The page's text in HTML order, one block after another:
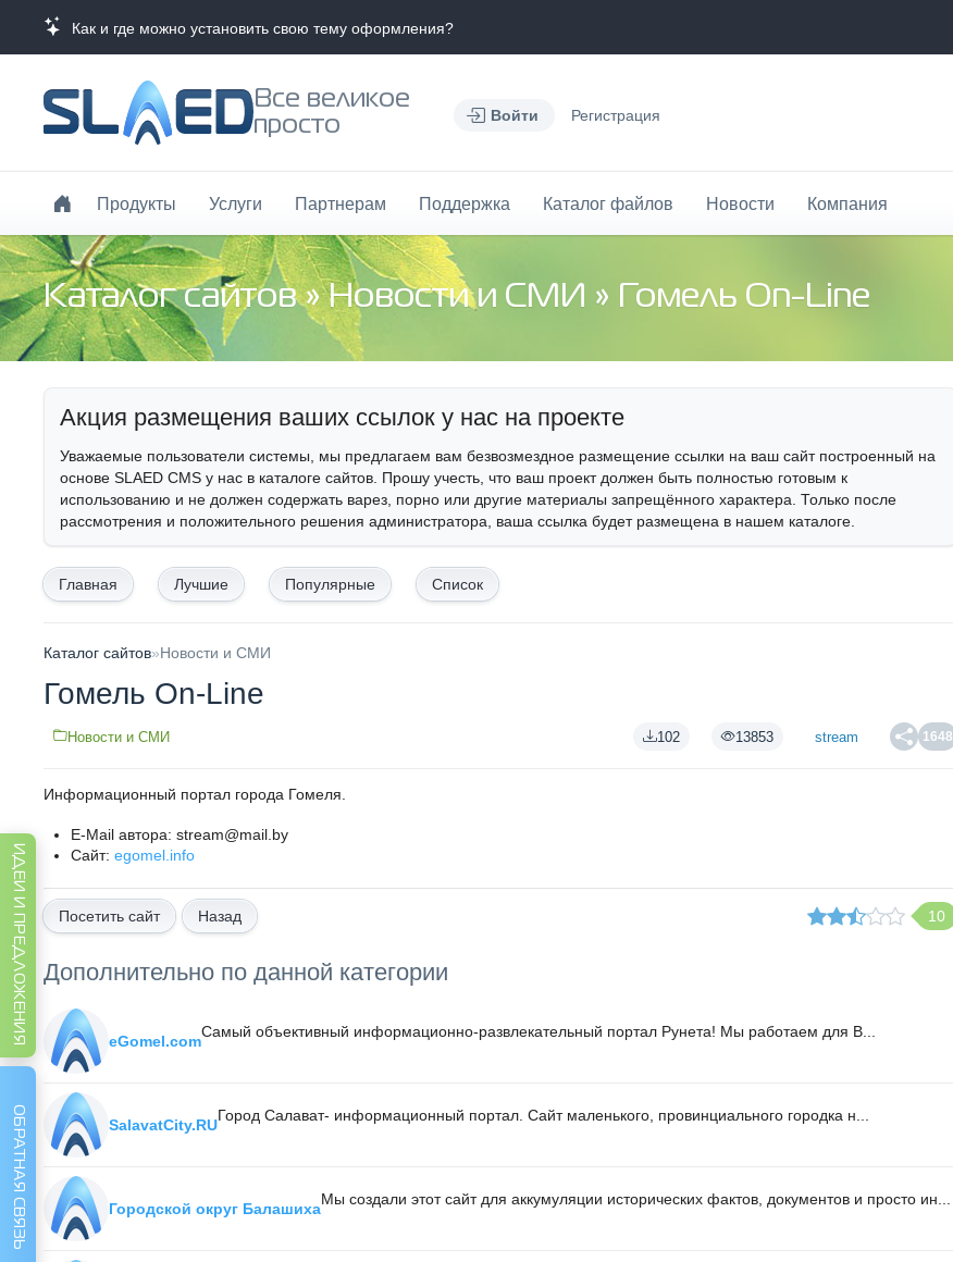
Как и где можно установить свою тему оформления?
Все великое
просто
Войти Регистрация
Продукты Услуги Партнерам Поддержка Каталог файлов Новости Компания
Каталог сайтов»Новости и СМИ » Гомель On-Line
Акция размещения ваших ссылок у нас на проекте
Уважаемые пользователи системы, мы предлагаем вам безвозмездное размещение ссылки на ваш сайт построенный на
основе SLAED CMS у нас в каталоге сайтов. Прошу учесть, что ваш проект должен быть полностью готовым к
использованию и не должен содержать варез, порно или другие материалы запрещённого характера. Только после
рассмотрения и положительного решения администратора, ваша ссылка будет размещена в нашем каталоге.
Главная Лучшие Популярные Список
Каталог сайтов»Новости и СМИ
Гомель On-Line
102 13853 stream 1648
Новости и СМИ
Информационный портал города Гомеля.
E-Mail автора: stream@mail.by
Сайт: egomel.info
10
Назад
Дополнительно по данной категории
eGomel.com
Самый объективный информационно-развлекательный портал Рунета! Мы работаем для В...
SalavatCity.RU
Город Салават- информационный портал. Сайт маленького, провинциального городка н...
Городской округ Балашиха
Мы создали этот сайт для аккумуляции исторических фактов, документов и просто ин...
ИДЕИ И ПРЕДЛОЖЕНИЯ
ОБРАТНАЯ СВЯЗЬ